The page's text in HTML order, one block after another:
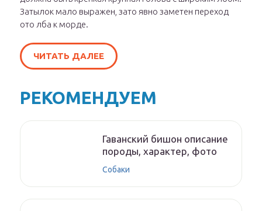
Затылок мало выражен, зато явно заметен переход
ото лба к морде.
ЧИТАТЬ ДАЛЕЕ
РЕКОМЕНДУЕМ
Гаванский бишон описание
породы, характер, фото
Собаки